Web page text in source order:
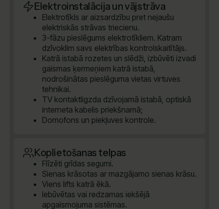
Elektroinstalācija un vājstrāva
Elektrotīkls ar aizsardzību pret nejaušu
elektriskās strāvas triecienu.
3-fāzu pieslēgums elektrotīkliem. Katram
dzīvoklim savs elektrības kontrolskaitītājs.
Katrā istabā rozetes un slēdži, izbūvēti izvadi
gaismas ķermeņiem katrā istabā,
nodrošinātas pieslēguma vietas virtuves
tehnikai.
TV kontaktligzda dzīvojamā istabā, optiskā
interneta kabelis priekšnamā;
Domofons un piekļuves kontrole.
Koplietošanas telpas
Flīzēti grīdas segumi.
Sienas krāsotas ar mazgājamo sienas krāsu.
Viens lifts katrā ēkā.
Iebūvētas vai redzamas iekšējā
apgaismojuma sistēmas.